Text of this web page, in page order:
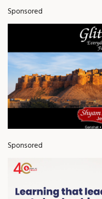
Sponsored
Sponsored